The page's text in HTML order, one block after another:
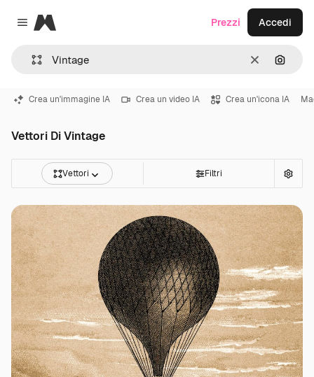
Close menu
Magnific
CancellaCerca
Prezzi Accedi
Crea un'immagine IA Crea un video IA Crea un'icona IA
Vettori Di Vintage
Vettori Filtri